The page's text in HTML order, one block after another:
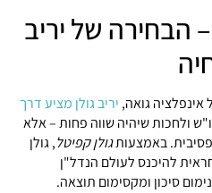
הבחירה של יריב
גואה, יריב גולן מציע דרך
ולחכות שיהיה שווה פחות – אלא
באמצעותגולן קפיטל, גולן
להיכנס לעולם הנדל"ן
סיכון ומקסימום תוצאה.